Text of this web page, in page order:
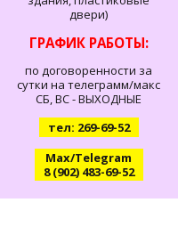
двери)
ГРАФИК РАБОТЫ:
по договоренности за
сутки на телеграмм/макс
СБ, ВС - ВЫХОДНЫЕ
тел: 269-69-52
Max/Telegram
8 (902) 483-69-52